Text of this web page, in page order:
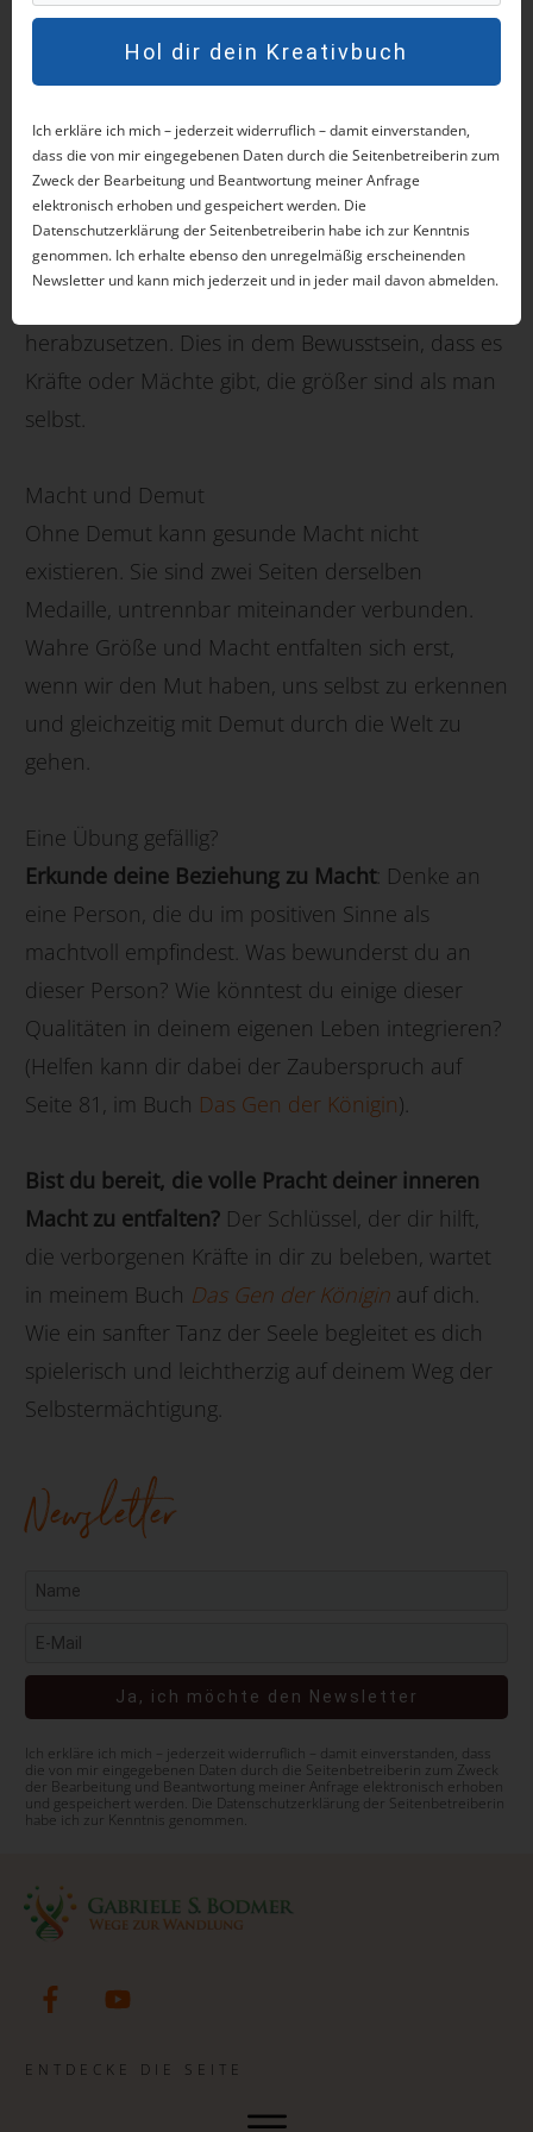
Und Achtung: Demut wird oft missverstanden. Sie
Demut ist ein inneres Gleichgewicht, eine Haltung
von Respekt und Wertschätzung – sowohl sich
selbst als auch anderen gegenüber. Sie
anerkennt die eigenen Stärken und Schwächen
herabzusetzen. Dies in dem Bewusstsein, dass es
Kräfte oder Mächte gibt, die größer sind als man
selbst.
Macht und Demut
Ohne Demut kann gesunde Macht nicht
existieren. Sie sind zwei Seiten derselben
Medaille, untrennbar miteinander verbunden.
Wahre Größe und Macht entfalten sich erst,
wenn wir den Mut haben, uns selbst zu erkennen
und gleichzeitig mit Demut durch die Welt zu
gehen.
Eine Übung gefällig?
Erkunde deine Beziehung zu Macht: Denke an
eine Person, die du im positiven Sinne als
machtvoll empfindest. Was bewunderst du an
dieser Person? Wie könntest du einige dieser
Qualitäten in deinem eigenen Leben integrieren?
(Helfen kann dir dabei der Zauberspruch auf
Seite 81, im Buch Das Gen der Königin).
Bist du bereit, die volle Pracht deiner inneren
Macht zu entfalten? Der Schlüssel, der dir hilft,
die verborgenen Kräfte in dir zu beleben, wartet
in meinem Buch Das Gen der Königin auf dich.
Wie ein sanfter Tanz der Seele begleitet es dich
spielerisch und leichtherzig auf deinem Weg der
Selbstermächtigung.
Newsletter
Ja, ich möchte den Newsletter
Ich erkläre ich mich – jederzeit widerruflich – damit einverstanden, dass
die von mir eingegebenen Daten durch die Seitenbetreiberin zum Zweck
der Bearbeitung und Beantwortung meiner Anfrage elektronisch erhoben
und gespeichert werden. Die Datenschutzerklärung der Seitenbetreiberin
habe ich zur Kenntnis genommen.
ENTDECKE DIE SEITE
Hol dir dein Kreativbuch
Ich erkläre ich mich – jederzeit widerruflich – damit einverstanden,
dass die von mir eingegebenen Daten durch die Seitenbetreiberin zum
Zweck der Bearbeitung und Beantwortung meiner Anfrage
elektronisch erhoben und gespeichert werden. Die
Datenschutzerklärung der Seitenbetreiberin habe ich zur Kenntnis
genommen. Ich erhalte ebenso den unregelmäßig erscheinenden
Newsletter und kann mich jederzeit und in jeder mail davon abmelden.